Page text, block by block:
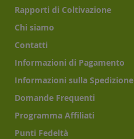
Rapporti di Coltivazione
Chi siamo
Contatti
Informazioni di Pagamento
Informazioni sulla Spedizione
Domande Frequenti
Programma Affiliati
Punti Fedeltà